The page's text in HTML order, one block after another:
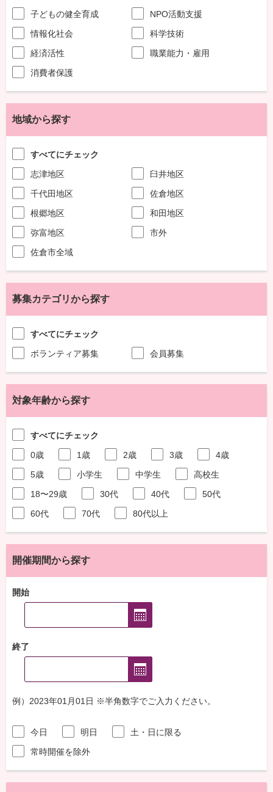
子どもの健全育成
NPO活動支援
情報化社会
科学技術
経済活性
職業能力・雇用
消費者保護
地域から探す
すべてにチェック
志津地区
臼井地区
千代田地区
佐倉地区
根郷地区
和田地区
弥富地区
市外
佐倉市全域
募集カテゴリから探す
すべてにチェック
ボランティア募集
会員募集
対象年齢から探す
すべてにチェック
0歳
1歳 2歳 3歳
4歳
5歳
小学生 中学生
高校生
18〜29歳
30代 40代
50代
60代
70代 80代以上
開催期間から探す
開始
終了
例）2023年01月01日 ※半角数字でご入力ください。
今日 明日
土・日に限る
常時開催を除外